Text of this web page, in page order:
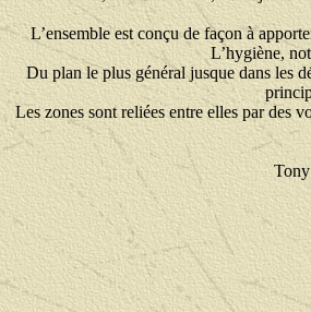
L’ensemble est conçu de façon à
L’hygiène,
Du plan le plus général jusque dans les
Les zones sont reliées entre elles par des